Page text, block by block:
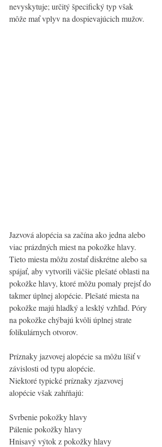
nevyskytuje; určitý špecifický typ však
môže mať vplyv na dospievajúcich mužov.
Jazvová alopécia sa začína ako jedna alebo
viac prázdných miest na pokožke hlavy.
Tieto miesta môžu zostať diskrétne alebo sa
spájať, aby vytvorili väčšie plešaté oblasti na
pokožke hlavy, ktoré môžu pomaly prejsť do
takmer úplnej alopécie. Plešaté miesta na
pokožke majú hladký a lesklý vzhľad. Póry
na pokožke chýbajú kvôli úplnej strate
folikulárnych otvorov.
Príznaky jazvovej alopécie sa môžu líšiť v
závislosti od typu alopécie.
Niektoré typické príznaky zjazvovej
alopécie však zahŕňajú:
Svrbenie pokožky hlavy
Pálenie pokožky hlavy
Hnisavý výtok z pokožky hlavy